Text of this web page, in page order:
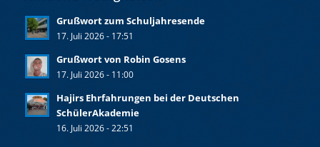
Grußwort zum Schuljahresende
17. Juli 2026 - 17:51
Grußwort von Robin Gosens
17. Juli 2026 - 11:00
Hajirs Ehrfahrungen bei der Deutschen
SchülerAkademie
16. Juli 2026 - 22:51